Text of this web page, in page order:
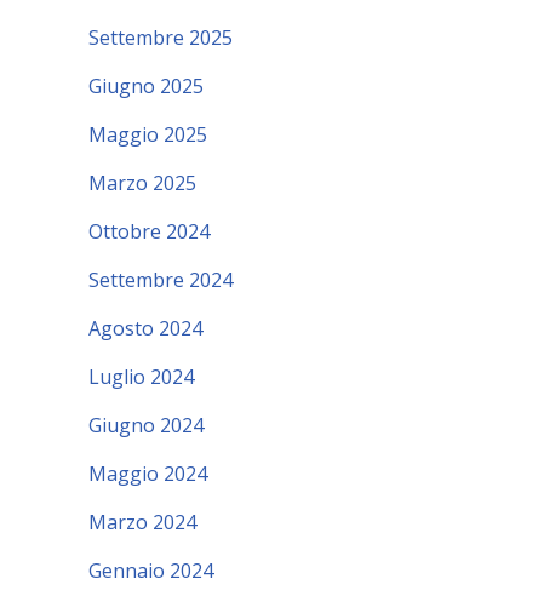
Settembre 2025
Giugno 2025
Maggio 2025
Marzo 2025
Ottobre 2024
Settembre 2024
Agosto 2024
Luglio 2024
Giugno 2024
Maggio 2024
Marzo 2024
Gennaio 2024